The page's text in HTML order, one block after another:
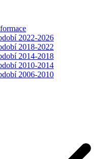
2022-2026
2018-2022
2014-2018
2010-2014
2006-2010